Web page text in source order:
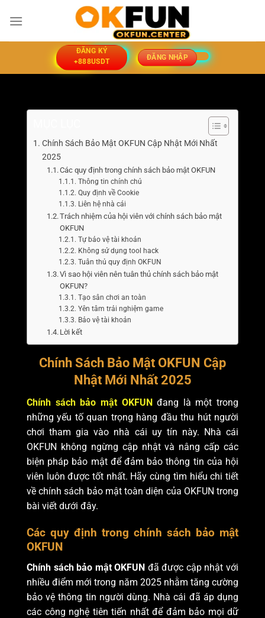
qua
ĐĂNG KÝ
+888USDT
ĐĂNG NHẬP
Chính Sách Bảo Mật OKFUN Cập Nhật Mới Nhất
2025
Các quy định trong chính sách bảo mật OKFUN
Thông tin chính chủ
Quy định về Cookie
Liên hệ nhà cái
Trách nhiệm của hội viên với chính sách bảo mật
OKFUN
Tự bảo vệ tài khoản
Không sử dụng tool hack
Tuân thủ quy định OKFUN
Vì sao hội viên nên tuân thủ chính sách bảo mật
OKFUN?
Tạo sân chơi an toàn
Yên tâm trải nghiệm game
Bảo vệ tài khoản
Lời kết
Chính Sách Bảo Mật OKFUN Cập
Nhật Mới Nhất 2025
Chính sách bảo mật OKFUN đang là một trong
những yếu tố quan trọng hàng đầu thu hút người
chơi tham gia vào nhà cái uy tín này. Nhà cái
OKFUN không ngừng cập nhật và nâng cấp các
biện pháp bảo mật để đảm bảo thông tin của hội
viên luôn được tốt nhất. Hãy cùng tìm hiểu chi tiết
về chính sách bảo mật toàn diện của OKFUN trong
bài viết dưới đây.
Các quy định trong chính sách bảo mật
OKFUN
Chính sách bảo mật OKFUN đã được cập nhật với
nhiều điểm mới trong năm 2025 nhằm tăng cường
bảo vệ thông tin người dùng. Nhà cái đã áp dụng
các công nghệ tiên tiến nhất để đảm bảo mọi dữ